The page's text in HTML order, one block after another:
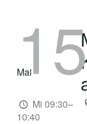
Mai
Mi 09:30–
10:40